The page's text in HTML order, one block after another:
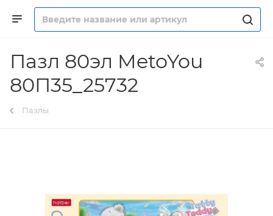
Пазл 80эл MetoYou
80П35_25732
Пазлы